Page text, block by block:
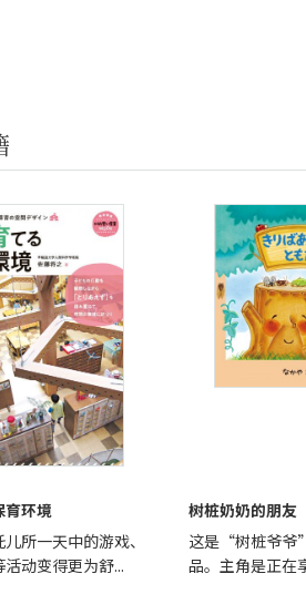
育环境
所一天中的游戏、
动变得更为舒...
树桩奶奶的朋友
这是“树桩爷爷
品。主角是正在